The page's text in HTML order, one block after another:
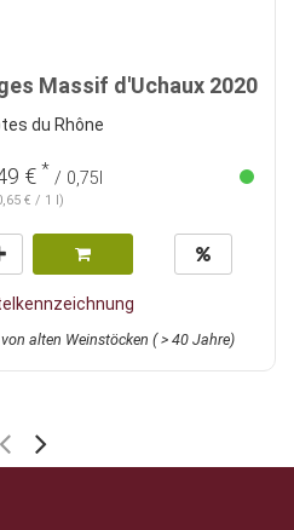
Massif d'Uchaux 2020
du Rhône
€ * / 0,75l
€ / 1 l)
alten Weinstöcken ( > 40 Jahre)